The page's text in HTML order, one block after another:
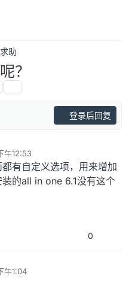
助
？
登录后回复
午12:53
有自定义选项，用来增加
的all in one 6.1没有这个
0
午1:04